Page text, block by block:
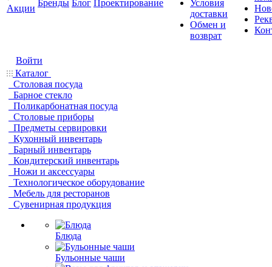
Акции
Бренды Блог Проектирование
Условия
доставки
Обмен и
возврат
Войти
Каталог
Столовая посуда
Барное стекло
Поликарбонатная посуда
Столовые приборы
Предметы сервировки
Кухонный инвентарь
Барный инвентарь
Кондитерский инвентарь
Ножи и аксессуары
Технологическое оборудование
Мебель для ресторанов
Сувенирная продукция
Блюда
Бульонные чаши